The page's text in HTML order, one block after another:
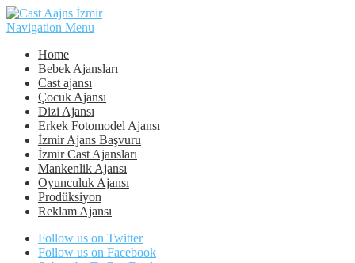
Navigation Menu
Home
Bebek Ajansları
Cast ajansı
Çocuk Ajansı
Dizi Ajansı
Erkek Fotomodel Ajansı
İzmir Ajans Başvuru
İzmir Cast Ajansları
Mankenlik Ajansı
Oyunculuk Ajansı
Prodüksiyon
Reklam Ajansı
Follow us on Twitter
Follow us on Facebook